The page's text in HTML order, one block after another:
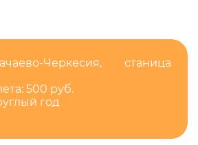
Черкесия, станица
500 руб.
год